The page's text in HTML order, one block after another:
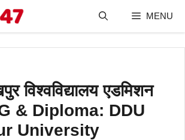
MENU
विश्वविद्यालय एडमिशन
& Diploma: DDU
University